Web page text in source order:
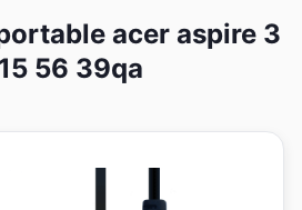
acer aspire 3
56 39qa